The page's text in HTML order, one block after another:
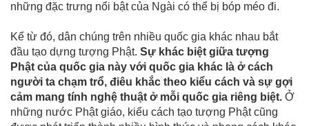
những đặc trưng nổi bật của Ngài có thể bị bóp méo đi.
Kể từ đó, dân chúng trên nhiều quốc gia khác nhau bắt
đầu tạo dựng tượng Phật. Sự khác biệt giữa tượng
Phật của quốc gia này với quốc gia khác là ở cách
người ta chạm trổ, điêu khắc theo kiểu cách và sự gợi
cảm mang tính nghệ thuật ở mỗi quốc gia riêng biệt. Ở
những nước Phật giáo, kiểu cách tạo tượng Phật cũng